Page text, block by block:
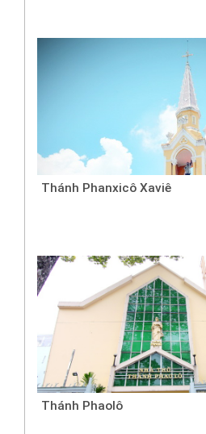
Thánh Phanxicô Xaviê
Thánh Phaolô